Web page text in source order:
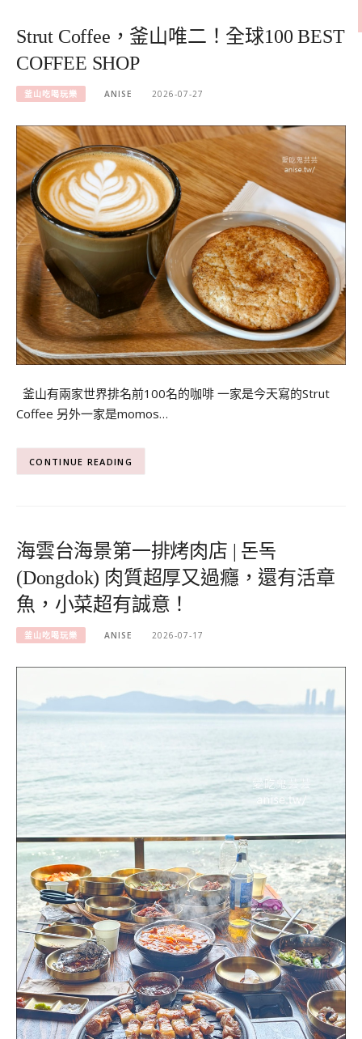
Strut Coffee，釜山唯二！全球100 BEST
COFFEE SHOP
釜山吃喝玩樂 ANISE 2026-07-27
釜山有兩家世界排名前100名的咖啡 一家是今天寫的Strut
Coffee 另外一家是momos…
CONTINUE READING
海雲台海景第一排烤肉店 | 돈독
(Dongdok) 肉質超厚又過癮，還有活章
魚，小菜超有誠意！
釜山吃喝玩樂 ANISE 2026-07-17